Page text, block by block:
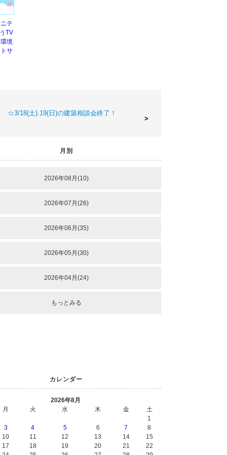
テ
TV
境
サ
☆3/18(土).19(日)の建築相談会終了！
月別
2026年08月(10)
2026年07月(26)
2026年06月(35)
2026年05月(30)
2026年04月(24)
もっとみる
カレンダー
2026年8月
月
火 水 木 金
土
1
3
4 5 6 7
8
10
11 12 13 14
15
17
18 19 20 21
22